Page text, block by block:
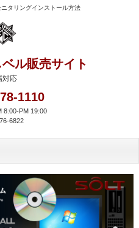
タリングインストール方法
ル販売サイト
対応
1110
8:00-PM 19:00
6822